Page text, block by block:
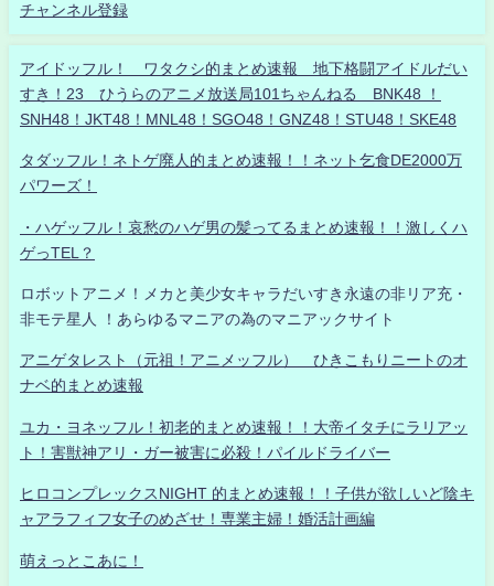
チャンネル登録
アイドッフル！ ワタクシ的まとめ速報 地下格闘アイドルだい
すき！23 ひうらのアニメ放送局101ちゃんねる BNK48 ！
SNH48！JKT48！MNL48！SGO48！GNZ48！STU48！SKE48
タダッフル！ネトゲ廃人的まとめ速報！！ネット乞食DE2000万
パワーズ！
・ハゲッフル！哀愁のハゲ男の髪ってるまとめ速報！！激しくハ
ゲっTEL？
ロボットアニメ！メカと美少女キャラだいすき永遠の非リア充・
非モテ星人 ！あらゆるマニアの為のマニアックサイト
アニゲタレスト（元祖！アニメッフル） ひきこもりニートのオ
ナベ的まとめ速報
ユカ・ヨネッフル！初老的まとめ速報！！大帝イタチにラリアッ
ト！害獣神アリ・ガー被害に必殺！パイルドライバー
ヒロコンプレックスNIGHT 的まとめ速報！！子供が欲しいど陰キ
ャアラフィフ女子のめざせ！専業主婦！婚活計画編
萌えっとこあに！